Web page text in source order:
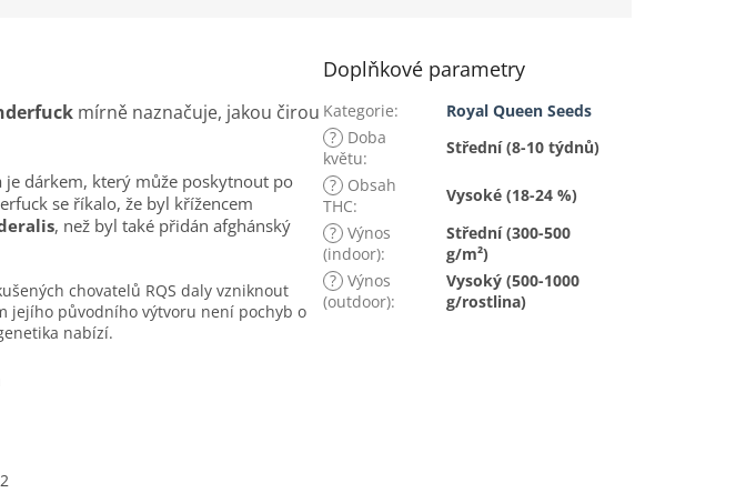
mírně naznačuje, jakou čirou
dárkem, který může poskytnout po
se říkalo, že byl křížencem
, než byl také přidán afghánský
chovatelů RQS daly vzniknout
jejího původního výtvoru není pochyb o
nabízí.
Doplňkové parametry
Kategorie:
Royal Queen Seeds
? Doba
květu:
Střední (8-10 týdnů)
? Obsah
THC:
Vysoké (18-24 %)
? Výnos
(indoor):
Střední (300-500
g/m²)
? Výnos
(outdoor):
Vysoký (500-1000
g/rostlina)